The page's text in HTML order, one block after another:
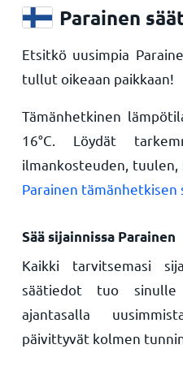
Parainen
Etsitkö uusimpia
tullut oikeaan paikkaan!
Tämänhetkinen
16°C . Löydät
ilmankosteuden,
Parainen tämänhetkisen
Sää sijainnissa Parainen
Kaikki tarvitsemasi
säätiedot tuo sinulle
ajantasalla
päivittyvät kolmen